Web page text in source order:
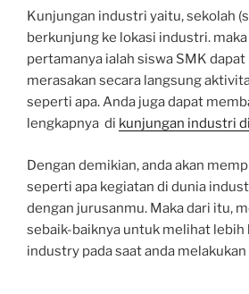
Kunjungan industri yaitu, sekolah
berkunjung ke lokasi industri.
pertamanya ialah siswa SMK
merasakan secara langsung
seperti apa. Anda juga dapat
lengkapnya di kunjungan industri
Dengan demikian, anda akan
seperti apa kegiatan di dunia
dengan jurusanmu. Maka dari itu,
sebaik-baiknya untuk melihat lebih
industry pada saat anda